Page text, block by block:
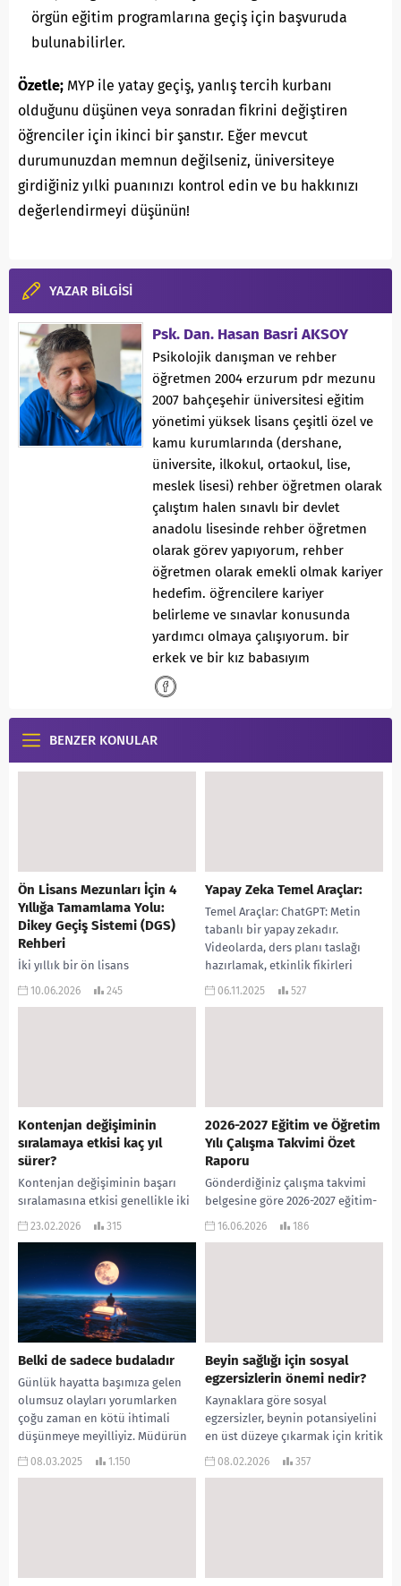
örgün eğitim programlarına geçiş için başvuruda
bulunabilirler.
Özetle; MYP ile yatay geçiş, yanlış tercih kurbanı
olduğunu düşünen veya sonradan fikrini değiştiren
öğrenciler için ikinci bir şanstır. Eğer mevcut
durumunuzdan memnun değilseniz, üniversiteye
girdiğiniz yılki puanınızı kontrol edin ve bu hakkınızı
değerlendirmeyi düşünün!
YAZAR BİLGİSİ
Psk. Dan. Hasan Basri AKSOY
Psikolojik danışman ve rehber
öğretmen 2004 erzurum pdr mezunu
2007 bahçeşehir üniversitesi eğitim
yönetimi yüksek lisans çeşitli özel ve
kamu kurumlarında (dershane,
üniversite, ilkokul, ortaokul, lise,
meslek lisesi) rehber öğretmen olarak
çalıştım halen sınavlı bir devlet
anadolu lisesinde rehber öğretmen
olarak görev yapıyorum, rehber
öğretmen olarak emekli olmak kariyer
hedefim. öğrencilere kariyer
belirleme ve sınavlar konusunda
yardımcı olmaya çalışıyorum. bir
erkek ve bir kız babasıyım
BENZER KONULAR
Ön Lisans Mezunları İçin 4
Yıllığa Tamamlama Yolu:
Dikey Geçiş Sistemi (DGS)
Rehberi
İki yıllık bir ön lisans
programından (meslek
10.06.2026 245
Yapay Zeka Temel Araçlar:
Temel Araçlar: ChatGPT: Metin
tabanlı bir yapay zekadır.
Videolarda, ders planı taslağı
hazırlamak, etkinlik fikirleri
üretmek, öğrencilerin seviyesine
06.11.2025 527
Kontenjan değişiminin
sıralamaya etkisi kaç yıl
sürer?
Kontenjan değişiminin başarı
sıralamasına etkisi genellikle iki
aşamalı bir döngü şeklinde
23.02.2026 315
2026-2027 Eğitim ve Öğretim
Yılı Çalışma Takvimi Özet
Raporu
Gönderdiğiniz çalışma takvimi
belgesine göre 2026-2027 eğitim-
öğretim yılının önemli tarihleri,
16.06.2026 186
Belki de sadece budaladır
Günlük hayatta başımıza gelen
olumsuz olayları yorumlarken
çoğu zaman en kötü ihtimali
düşünmeye meyilliyiz. Müdürün
attığı kısa ve resmi e-posta,...
08.03.2025 1.150
Beyin sağlığı için sosyal
egzersizlerin önemi nedir?
Kaynaklara göre sosyal
egzersizler, beynin potansiyelini
en üst düzeye çıkarmak için kritik
bir öneme sahiptir. Fiziksel
08.02.2026 357